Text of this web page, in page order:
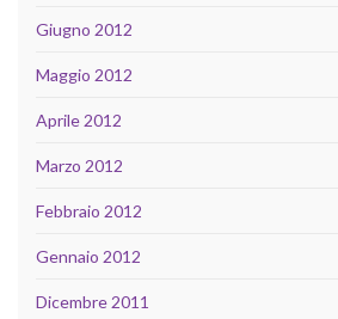
Giugno 2012
Maggio 2012
Aprile 2012
Marzo 2012
Febbraio 2012
Gennaio 2012
Dicembre 2011